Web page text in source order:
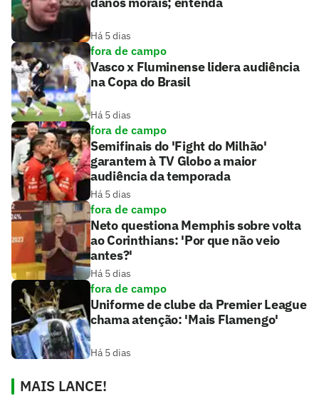
Há 5 dias
fora de campo
Vasco x Fluminense lidera audiência
na Copa do Brasil
Há 5 dias
fora de campo
Semifinais do 'Fight do Milhão'
garantem à TV Globo a maior
audiência da temporada
Há 5 dias
fora de campo
Neto questiona Memphis sobre volta
ao Corinthians: 'Por que não veio
antes?'
Há 5 dias
fora de campo
Uniforme de clube da Premier League
chama atenção: 'Mais Flamengo'
Há 5 dias
MAIS LANCE!